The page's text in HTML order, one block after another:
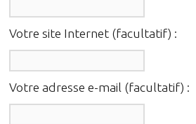
Votre site Internet (facultatif) :
Votre adresse e-mail (facultatif) :